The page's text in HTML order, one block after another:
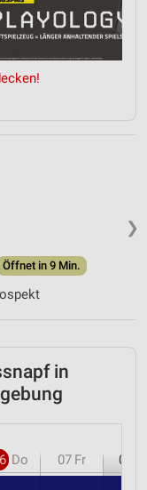
❯
Öffnet in 9 Min.
in
Do 07 Fr 08